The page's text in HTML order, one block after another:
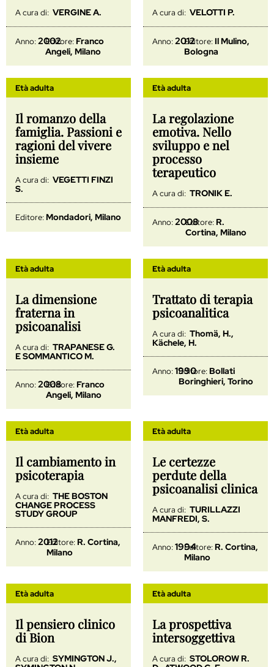
A cura di: VERGINE A.
Anno:2002
Editore:Franco
Angeli, Milano
A cura di: VELOTTI P.
Anno:2012Editore:Il Mulino,
Bologna
Età adulta
Il romanzo della
famiglia. Passioni e
ragioni del vivere
insieme
A cura di: VEGETTI FINZI
S.
Editore:Mondadori, Milano
Età adulta
La regolazione
emotiva. Nello
sviluppo e nel
processo
terapeutico
A cura di: TRONIK E.
Anno:2008
Editore: R.
Cortina, Milano
Età adulta
La dimensione
fraterna in
psicoanalisi
A cura di: TRAPANESE G.
E SOMMANTICO M.
Anno:2008
Editore:Franco
Angeli, Milano
Età adulta
Trattato di terapia
psicoanalitica
A cura di: Thomä, H.,
Kächele, H.
Anno:1990
Editore:Bollati
Boringhieri, Torino
Età adulta
Il cambiamento in
psicoterapia
A cura di: THE BOSTON
CHANGE PROCESS
STUDY GROUP
Anno:2012Editore:R. Cortina,
Milano
Età adulta
Le certezze
perdute della
psicoanalisi clinica
A cura di: TURILLAZZI
MANFREDI, S.
Anno:1994
Editore: R. Cortina,
Milano
Età adulta
Il pensiero clinico
di Bion
A cura di: SYMINGTON J.,
Età adulta
La prospettiva
intersoggettiva
A cura di: STOLOROW R.